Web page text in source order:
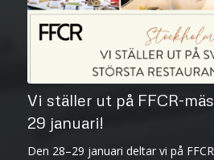
Vi ställer ut på FFCR-
29 januari!
Den 28–29 januari deltar vi på